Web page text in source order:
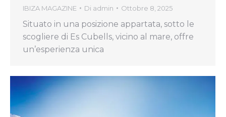
IBIZA MAGAZINE Di admin Ottobre 8, 2025
Situato in una posizione appartata, sotto le
scogliere di Es Cubells, vicino al mare, offre
un’esperienza unica